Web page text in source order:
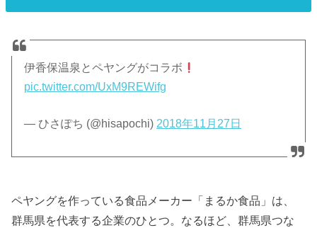
伊香保温泉とペヤングがコラボ
pic.twitter.com/UxM9REWifg
— ひさぽち (@hisapochi) 2018年11月27日
ペヤングを作っている食品メーカー「まるか食品」は、
群馬県を代表する企業のひとつ。なるほど、群馬県つな